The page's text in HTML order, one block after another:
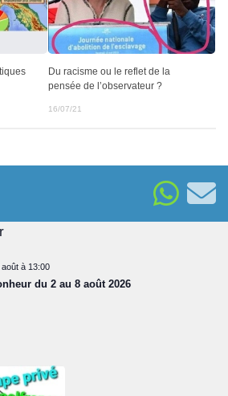
Du racisme ou le reflet de la
pensée de l’observateur ?
16/07/21
août à 13:00
du 2 au 8 août 2026